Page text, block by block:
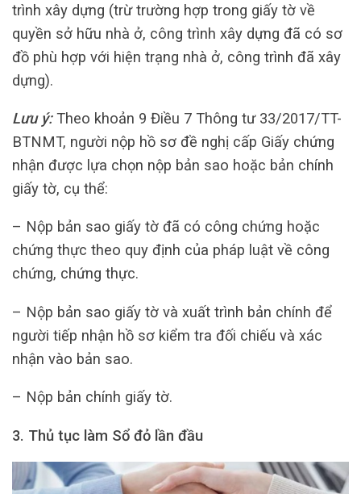
trình xây dựng (trừ trường hợp trong giấy tờ về
quyền sở hữu nhà ở, công trình xây dựng đã có sơ
đồ phù hợp với hiện trạng nhà ở, công trình đã xây
dựng).
Lưu ý:Theo khoản 9 Điều 7 Thông tư 33/2017/TT-
BTNMT, người nộp hồ sơ đề nghị cấp Giấy chứng
nhận được lựa chọn nộp bản sao hoặc bản chính
giấy tờ, cụ thể:
– Nộp bản sao giấy tờ đã có công chứng hoặc
chứng thực theo quy định của pháp luật về công
chứng, chứng thực.
– Nộp bản sao giấy tờ và xuất trình bản chính để
người tiếp nhận hồ sơ kiểm tra đối chiếu và xác
nhận vào bản sao.
– Nộp bản chính giấy tờ.
3. Thủ tục làm Sổ đỏ lần đầu